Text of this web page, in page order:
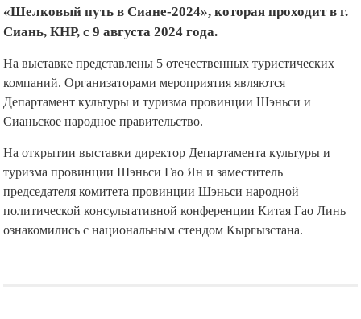
«Шелковый путь в Сиане-2024», которая проходит в г.
Сиань, КНР, с 9 августа 2024 года.
На выставке представлены 5 отечественных туристических
компаний. Организаторами мероприятия являются
Департамент культуры и туризма провинции Шэньси и
Сианьское народное правительство.
На открытии выставки директор Департамента культуры и
туризма провинции Шэньси Гао Ян и заместитель
председателя комитета провинции Шэньси народной
политической консультативной конференции Китая Гао Линь
ознакомились с национальным стендом Кыргызстана.